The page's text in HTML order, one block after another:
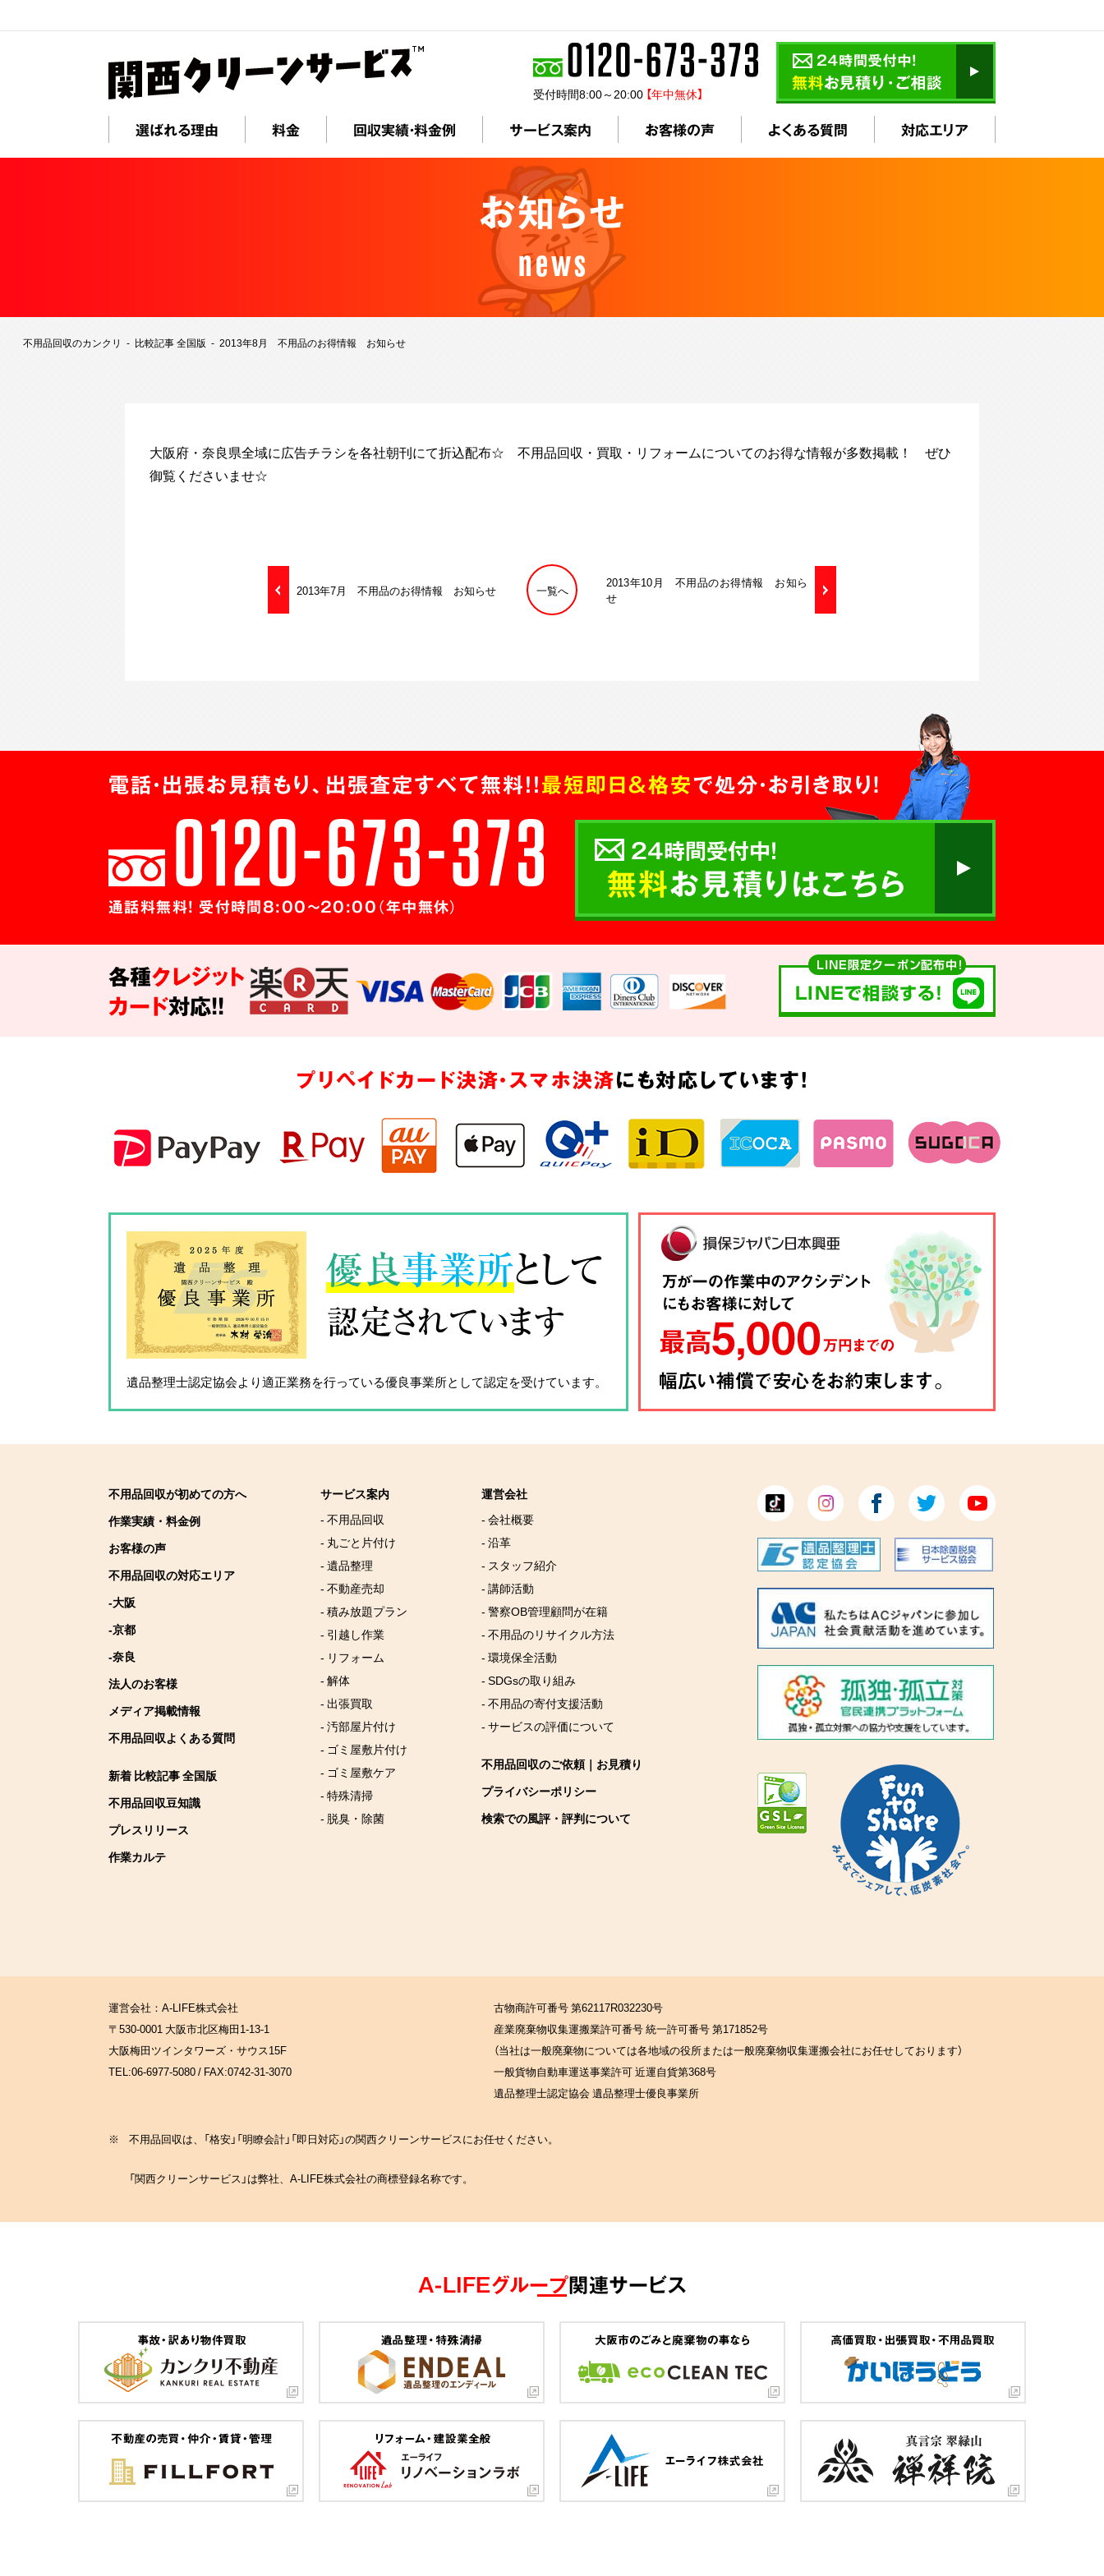
受付時間8:00～20:00 【年中無休】
選ばれる理由 料金 回収実績・料金例 サービス案内 お客様の声 よくある質問 対応エリア
お知らせ
news
不用品回収のカンクリ 比較記事 全国版 2013年8月 不用品のお得情報 お知らせ
大阪府・奈良県全域に広告チラシを各社朝刊にて折込配布☆ 不用品回収・買取・リフォームについてのお得な情報が多数掲載！ ぜひ
御覧くださいませ☆
2013年7月 不用品のお得情報 お知らせ 一覧へ
2013年10月 不用品のお得情報 お知ら
せ
電話・出張お見積もり、出張査定すべて無料!!最短即日＆格安で処分・お引き取り！
通話料無料! 受付時間8:00～20:00（年中無休）
24時間受付中!
無料お見積りはこちら
各種クレジット
カード対応!!
LINE限定クーポン配布中！
LINEで相談する!
プリペイドカード決済・スマホ決済にも対応しています!
優良事業所として
認定されています
遺品整理士認定協会より適正業務を行っている優良事業所として認定を受けています。
不用品回収が初めての方へ
作業実績・料金例
お客様の声
不用品回収の対応エリア
-大阪
-京都
-奈良
法人のお客様
メディア掲載情報
不用品回収よくある質問
新着 比較記事 全国版
不用品回収豆知識
プレスリリース
作業カルテ
サービス案内
- 不用品回収
- 丸ごと片付け
- 遺品整理
- 不動産売却
- 積み放題プラン
- 引越し作業
- リフォーム
- 解体
- 出張買取
- 汚部屋片付け
- ゴミ屋敷片付け
- ゴミ屋敷ケア
- 特殊清掃
- 脱臭・除菌
運営会社
- 会社概要
- 沿革
- スタッフ紹介
- 講師活動
- 警察OB管理顧問が在籍
- 不用品のリサイクル方法
- 環境保全活動
- SDGsの取り組み
- 不用品の寄付支援活動
- サービスの評価について
不用品回収のご依頼｜お見積り
プライバシーポリシー
検索での風評・評判について
運営会社：A-LIFE株式会社
〒530-0001 大阪市北区梅田1-13-1
大阪梅田ツインタワーズ・サウス15F
TEL:06-6977-5080 / FAX:0742-31-3070
古物商許可番号 第62117R032230号
産業廃棄物収集運搬業許可番号 統一許可番号 第171852号
（当社は一般廃棄物については各地域の役所または一般廃棄物収集運搬会社にお任せしております）
一般貨物自動車運送事業許可 近運自貨第368号
遺品整理士認定協会 遺品整理士優良事業所
※ 不用品回収は、「格安」「明瞭会計」「即日対応」の関西クリーンサービスにお任せください。
「関西クリーンサービス」は弊社、A-LIFE株式会社の商標登録名称です。
A-LIFEグループ関連サービス